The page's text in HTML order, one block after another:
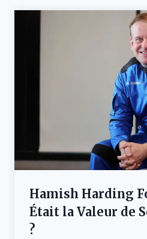
Hamish Harding
Était la Valeur de
?